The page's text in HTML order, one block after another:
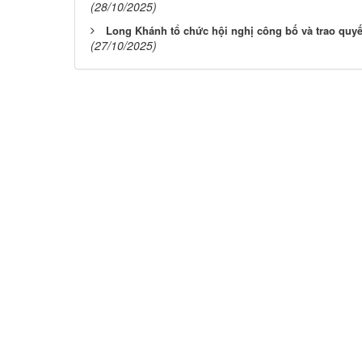
(28/10/2025)
Long Khánh tổ chức hội nghị công bố và trao
(27/10/2025)